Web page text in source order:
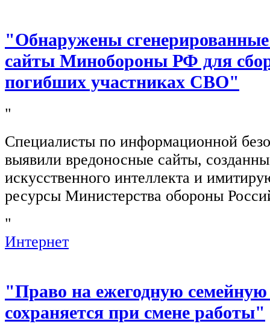
"Обнаружены
сайты Минобороны РФ для
погибших участниках СВО"
"
Специалисты по информационной
выявили вредоносные сайты,
искусственного интеллекта и
ресурсы Министерства обороны
"
Интернет
"Право на ежегодную
сохраняется при смене работы"